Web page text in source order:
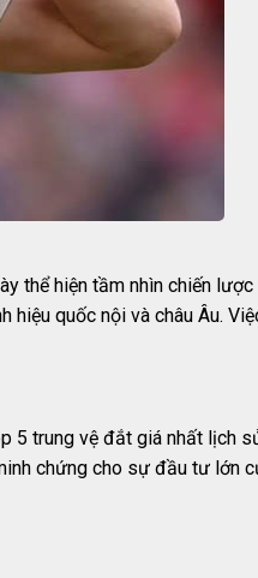
thể hiện tầm nhìn chiến
quốc nội và châu Âu.
5 trung vệ đắt giá nhất lịch
chứng cho sự đầu tư lớn